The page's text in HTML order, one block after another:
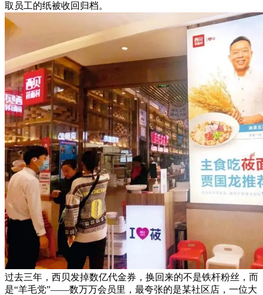
取员工的纸被收回归档。
过去三年，西贝发掉数亿代金券，换回来的不是铁杆粉丝，而
是“羊毛党”——数万万会员里，最夸张的是某社区店，一位大